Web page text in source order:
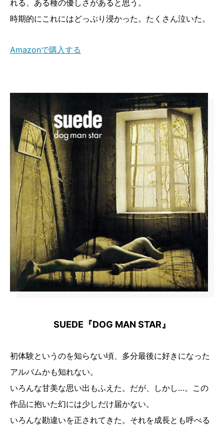
れる、ある種の優しさがあると思う。
時期的にこれにはどっぷり浸かった。たくさん泣いた。
Amazonで購入する
SUEDE『DOG MAN STAR』
初体験というのを知らない頃、多分最後に好きになった
アルバムかも知れない。
いろんな甘美な思い出もふえた。だが、しかし…。この
作品に抱いた幻には少しだけ届かない。
いろんな勘違いを正されてきた。それを成長とも呼べる